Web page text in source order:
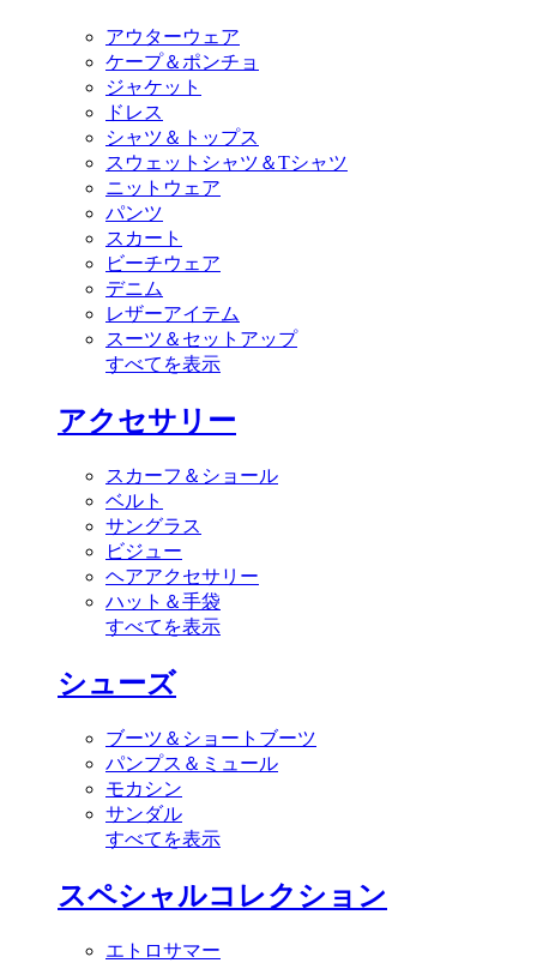
アウターウェア
ケープ＆ポンチョ
ジャケット
ドレス
シャツ＆トップス
スウェットシャツ＆Tシャツ
ニットウェア
パンツ
スカート
ビーチウェア
デニム
レザーアイテム
スーツ＆セットアップ
すべてを表示
アクセサリー
スカーフ＆ショール
ベルト
サングラス
ビジュー
ヘアアクセサリー
ハット＆手袋
すべてを表示
シューズ
ブーツ＆ショートブーツ
パンプス＆ミュール
モカシン
サンダル
すべてを表示
スペシャルコレクション
エトロサマー